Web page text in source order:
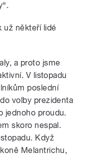
už někteří lidé
a proto jsme
V listopadu
poslední
volby prezidenta
jednoho proudu.
skoro nespal.
Když
Melantrichu,